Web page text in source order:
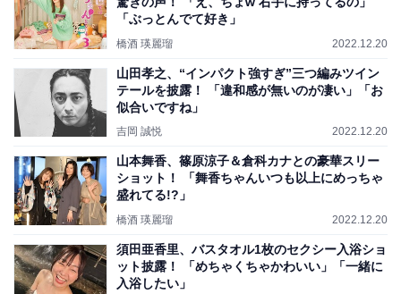
「ぶっとんでて好き」
橋酒 瑛麗瑠 2022.12.20
山田孝之、“インパクト強すぎ”三つ編みツイン
テールを披露！ 「違和感が無いのが凄い」「お
似合いですね」
吉岡 誠悦 2022.12.20
山本舞香、篠原涼子＆倉科カナとの豪華スリー
ショット！ 「舞香ちゃんいつも以上にめっちゃ
盛れてる!?」
橋酒 瑛麗瑠 2022.12.20
須田亜香里、バスタオル1枚のセクシー入浴ショ
ット披露！ 「めちゃくちゃかわいい」「一緒に
入浴したい」